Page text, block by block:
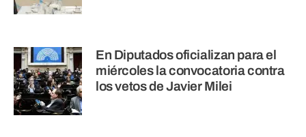
En Diputados oficializan para el
miércoles la convocatoria contra
los vetos de Javier Milei